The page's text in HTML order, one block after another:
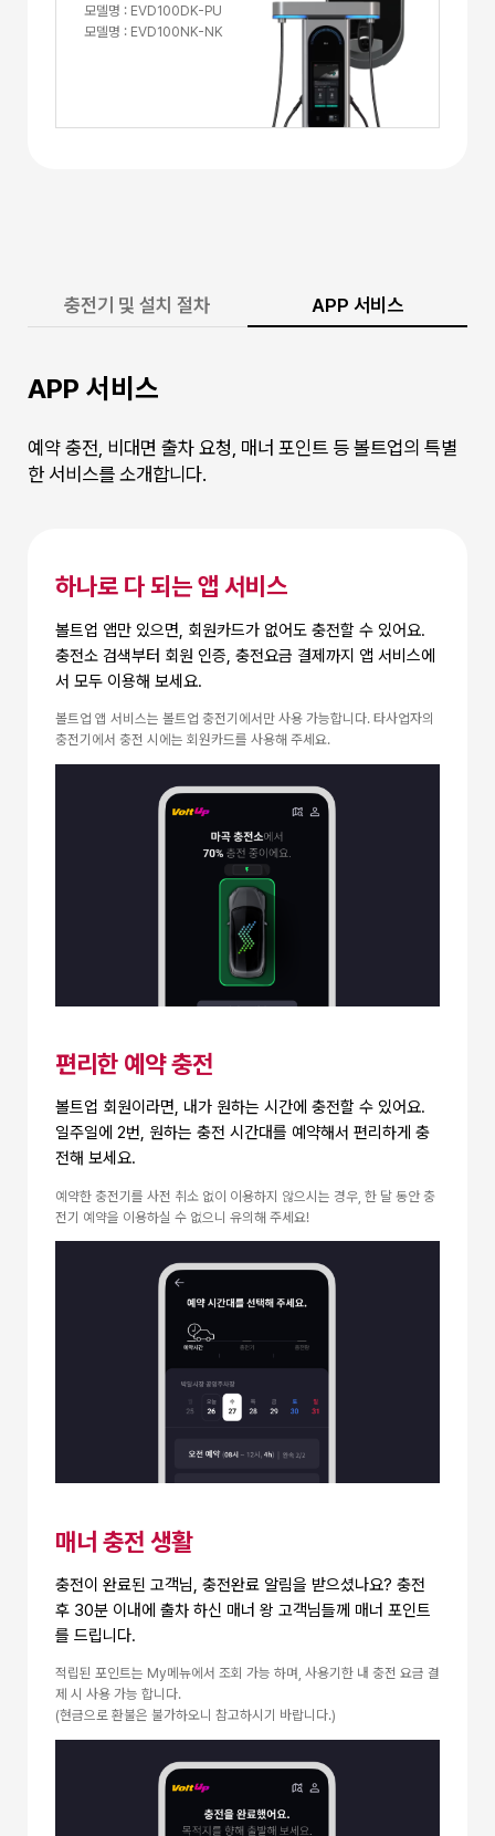
모델명 : EVD100DK-PU
모델명 : EVD100NK-NK
충전기 및 설치 절차 APP 서비스
APP 서비스
예약 충전, 비대면 출차 요청, 매너 포인트 등 볼트업의 특별
한 서비스를 소개합니다.
하나로 다 되는 앱 서비스
볼트업 앱만 있으면, 회원카드가 없어도 충전할 수 있어요.
충전소 검색부터 회원 인증, 충전요금 결제까지 앱 서비스에
서 모두 이용해 보세요.
볼트업 앱 서비스는 볼트업 충전기에서만 사용 가능합니다. 타사업자의
충전기에서 충전 시에는 회원카드를 사용해 주세요.
편리한 예약 충전
볼트업 회원이라면, 내가 원하는 시간에 충전할 수 있어요.
일주일에 2번, 원하는 충전 시간대를 예약해서 편리하게 충
전해 보세요.
예약한 충전기를 사전 취소 없이 이용하지 않으시는 경우, 한 달 동안 충
전기 예약을 이용하실 수 없으니 유의해 주세요!
매너 충전 생활
충전이 완료된 고객님, 충전완료 알림을 받으셨나요? 충전
후 30분 이내에 출차 하신 매너 왕 고객님들께 매너 포인트
를 드립니다.
적립된 포인트는 My메뉴에서 조회 가능 하며, 사용기한 내 충전 요금 결
제 시 사용 가능 합니다.
(현금으로 환불은 불가하오니 참고하시기 바랍니다.)